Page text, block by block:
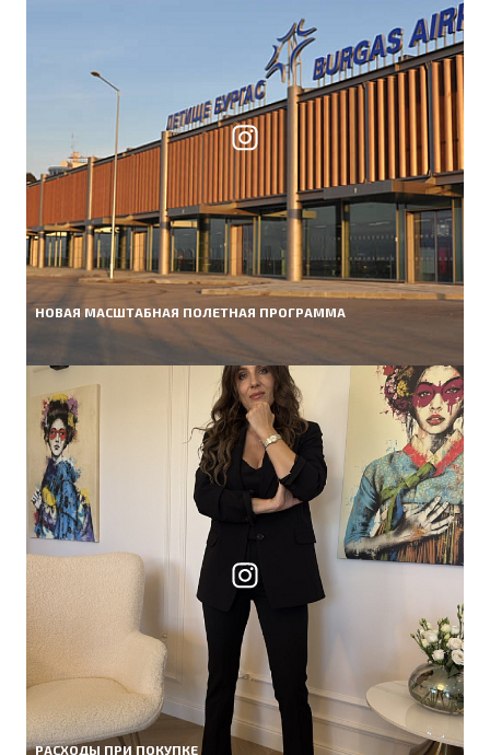
НОВАЯ МАСШТАБНАЯ ПОЛЕТНАЯ ПРОГРАММА
РАСХОДЫ ПРИ ПОКУПКЕ